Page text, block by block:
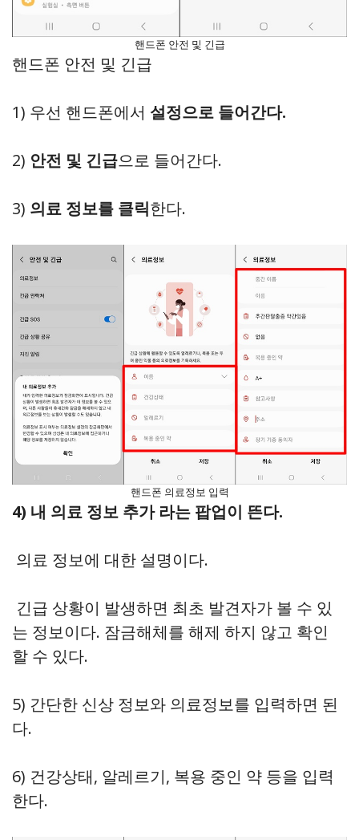
핸드폰 안전 및 긴급
핸드폰 안전 및 긴급
1) 우선 핸드폰에서 설정으로 들어간다.
2) 안전 및 긴급으로 들어간다.
3) 의료 정보를 클릭한다.
핸드폰 의료정보 입력
4) 내 의료 정보 추가 라는 팝업이 뜬다.
의료 정보에 대한 설명이다.
긴급 상황이 발생하면 최초 발견자가 볼 수 있
는 정보이다. 잠금해체를 해제 하지 않고 확인
할 수 있다.
5) 간단한 신상 정보와 의료정보를 입력하면 된
다.
6) 건강상태, 알레르기, 복용 중인 약 등을 입력
한다.